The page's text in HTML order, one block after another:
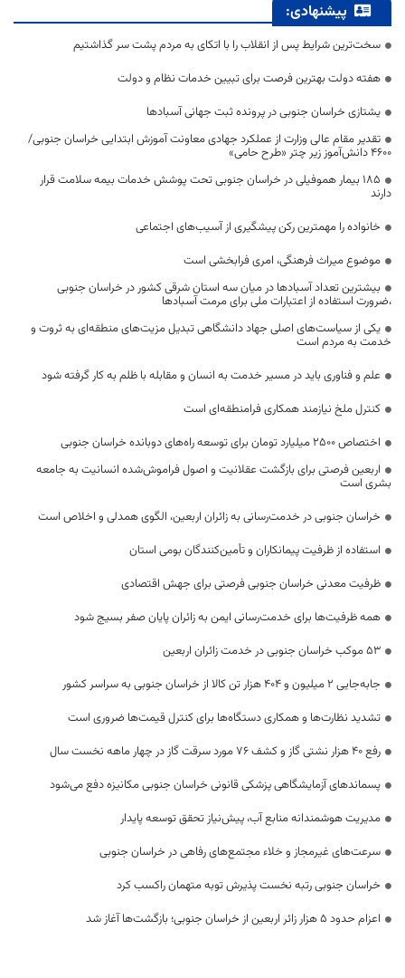
پیشنهادی:
سخت‌ترین شرایط پس از انقلاب را با اتکای به مردم پشت سر گذاشتیم
هفته دولت بهترین فرصت برای تبیین خدمات نظام و دولت
یشتازی خراسان جنوبی در پرونده ثبت جهانی آسبادها
تقدیر مقام عالی وزارت از عملکرد جهادی معاونت آموزش ابتدایی خراسان جنوبی/
۴۶۰۰ دانش‌آموز زیر چتر «طرح حامی»
۱۸۵ بیمار هموفیلی در خراسان جنوبی تحت پوشش خدمات بیمه سلامت قرار
دارند
خانواده را مهمترین رکن پیشگیری از آسیب‌های اجتماعی
موضوع میراث فرهنگی، امری فرابخشی است
بیشترین تعداد آسبادها در میان سه استان شرقی کشور در خراسان جنوبی
،ضرورت استفاده از اعتبارات ملی برای مرمت آسبادها
یکی از سیاست‌های اصلی جهاد دانشگاهی تبدیل مزیت‌های منطقه‌ای به ثروت و
خدمت به مردم است
علم و فناوری باید در مسیر خدمت به انسان و مقابله با ظلم به کار گرفته شود
کنترل ملخ نیازمند همکاری فرامنطقه‌ای است
اختصاص 2500 میلیارد تومان برای توسعه راه‌های دوبانده خراسان جنوبی
اربعین فرصتی برای بازگشت عقلانیت و اصول فراموش‌شده انسانیت به جامعه
بشری است
خراسان جنوبی در خدمت‌رسانی به زائران اربعین، الگوی همدلی و اخلاص است
استفاده از ظرفیت پیمانکاران و تأمین‌کنندگان بومی استان
ظرفیت معدنی خراسان جنوبی فرصتی برای جهش اقتصادی
همه ظرفیت‌ها برای خدمت‌رسانی ایمن به زائران پایان صفر بسیج شود
53 موکب خراسان جنوبی در خدمت زائران اربعین
جابه‌جایی 2 میلیون و 404 هزار تن کالا از خراسان جنوبی به سراسر کشور
تشدید نظارت‌ها و همکاری دستگاه‌ها برای کنترل قیمت‌ها ضروری است
رفع 40 هزار نشتی گاز و کشف 76 مورد سرقت گاز در چهار ماهه نخست سال
پسماندهای آزمایشگاهی پزشکی قانونی خراسان جنوبی مکانیزه دفع می‌شود
مدیریت هوشمندانه منابع آب، پیش‌نیاز تحقق توسعه پایدار
سرعت‌های غیرمجاز و خلاء مجتمع‌های رفاهی در خراسان جنوبی
خراسان جنوبی رتبه نخست پذیرش توبه متهمان راکسب کرد
اعزام حدود 5 هزار زائر اربعین از خراسان جنوبی؛ بازگشت‌ها آغاز شد